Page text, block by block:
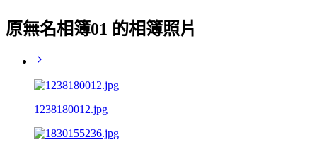
原無名相簿01 的相簿照片
1238180012.jpg